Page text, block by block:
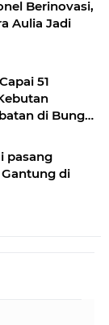
Berinovasi,
Aulia Jadi
51
di Bunga
pasang
di